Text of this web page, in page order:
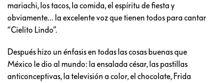
mariachi, los tacos, la comida, el espíritu de fiesta y
obviamente… la excelente voz que tienen todos para cantar
“Cielito Lindo”.
Después hizo un énfasis en todas las cosas buenas que
México le dio al mundo: la ensalada césar, las pastillas
anticonceptivas, la televisión a color, el chocolate, Frida